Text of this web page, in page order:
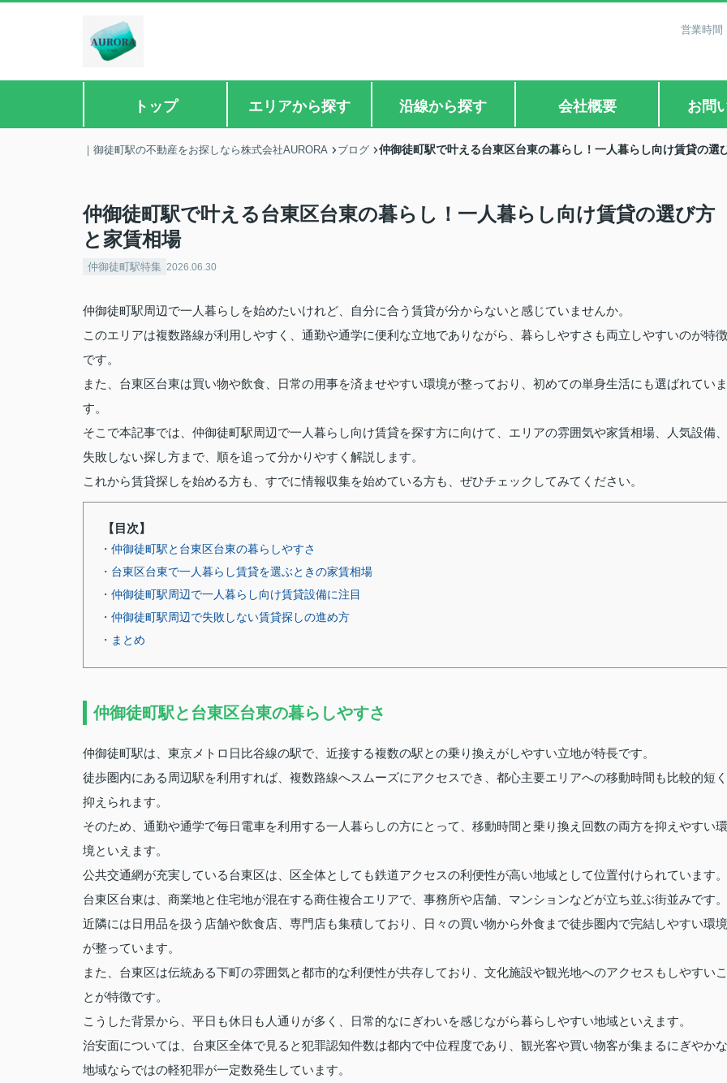
営業時
トップ エリアから探す 沿線から探す 会社概要 お問
｜御徒町駅の不動産をお探しなら株式会社AURORA ブログ 仲御徒町駅で叶える台東区台東の暮らし！一人暮らし向け賃貸の選
仲御徒町駅で叶える台東区台東の暮らし！一人暮らし向け賃貸の選び方
と家賃相場
仲御徒町駅特集 2026.06.30
仲御徒町駅周辺で一人暮らしを始めたいけれど、自分に合う賃貸が分からないと感じていませんか。
このエリアは複数路線が利用しやすく、通勤や通学に便利な立地でありながら、暮らしやすさも両立しやすいのが特徴
です。
また、台東区台東は買い物や飲食、日常の用事を済ませやすい環境が整っており、初めての単身生活にも選ばれていま
す。
そこで本記事では、仲御徒町駅周辺で一人暮らし向け賃貸を探す方に向けて、エリアの雰囲気や家賃相場、人気設備、
失敗しない探し方まで、順を追って分かりやすく解説します。
これから賃貸探しを始める方も、すでに情報収集を始めている方も、ぜひチェックしてみてください。
【目次】
・仲御徒町駅と台東区台東の暮らしやすさ
・台東区台東で一人暮らし賃貸を選ぶときの家賃相場
・仲御徒町駅周辺で一人暮らし向け賃貸設備に注目
・仲御徒町駅周辺で失敗しない賃貸探しの進め方
・まとめ
仲御徒町駅と台東区台東の暮らしやすさ
仲御徒町駅は、東京メトロ日比谷線の駅で、近接する複数の駅との乗り換えがしやすい立地が特長です。
徒歩圏内にある周辺駅を利用すれば、複数路線へスムーズにアクセスでき、都心主要エリアへの移動時間も比較的短く
抑えられます。
そのため、通勤や通学で毎日電車を利用する一人暮らしの方にとって、移動時間と乗り換え回数の両方を抑えやすい環
境といえます。
公共交通網が充実している台東区は、区全体としても鉄道アクセスの利便性が高い地域として位置付けられています。
台東区台東は、商業地と住宅地が混在する商住複合エリアで、事務所や店舗、マンションなどが立ち並ぶ街並みです。
近隣には日用品を扱う店舗や飲食店、専門店も集積しており、日々の買い物から外食まで徒歩圏内で完結しやすい環境
が整っています。
また、台東区は伝統ある下町の雰囲気と都市的な利便性が共存しており、文化施設や観光地へのアクセスもしやすいこ
とが特徴です。
こうした背景から、平日も休日も人通りが多く、日常的なにぎわいを感じながら暮らしやすい地域といえます。
治安面については、台東区全体で見ると犯罪認知件数は都内で中位程度であり、観光客や買い物客が集まるにぎやかな
地域ならではの軽犯罪が一定数発生しています。